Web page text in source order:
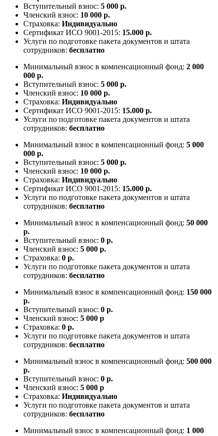
Вступительный взнос: 5 000 р.
Членский взнос: 10 000 р.
Страховка: Индивидуально
Сертификат ИСО 9001-2015: 15.000 р.
Услуги по подготовке пакета документов и штата
сотрудников: бесплатно
Минимальный взнос в компенсационный фонд: 2 000
000 р.
Вступительный взнос: 5 000 р.
Членский взнос: 10 000 р.
Страховка: Индивидуально
Сертификат ИСО 9001-2015: 15.000 р.
Услуги по подготовке пакета документов и штата
сотрудников: бесплатно
Минимальный взнос в компенсационный фонд: 5 000
000 р.
Вступительный взнос: 5 000 р.
Членский взнос: 10 000 р.
Страховка: Индивидуально
Сертификат ИСО 9001-2015: 15.000 р.
Услуги по подготовке пакета документов и штата
сотрудников: бесплатно
Минимальный взнос в компенсационный фонд: 50 000
р.
Вступительный взнос: 0 р.
Членский взнос: 5 000 р.
Страховка: 0 р.
Услуги по подготовке пакета документов и штата
сотрудников: бесплатно
Минимальный взнос в компенсационный фонд: 150 000
р.
Вступительный взнос: 0 р.
Членский взнос: 5 000 р
Страховка: 0 р.
Услуги по подготовке пакета документов и штата
сотрудников: бесплатно
Минимальный взнос в компенсационный фонд: 500 000
р.
Вступительный взнос: 0 р.
Членский взнос: 5 000 р
Страховка: Индивидуально
Услуги по подготовке пакета документов и штата
сотрудников: бесплатно
Минимальный взнос в компенсационный фонд: 1 000